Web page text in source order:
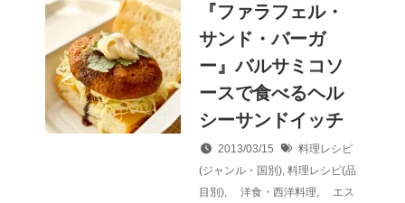
『ファラフェル・
サンド・バーガ
ー』バルサミコソ
ースで食べるヘル
シーサンドイッチ
2013/03/15
料理レシピ
(ジャンル・国別), 料理レシピ(品
目別), 洋食・西洋料理,
エス